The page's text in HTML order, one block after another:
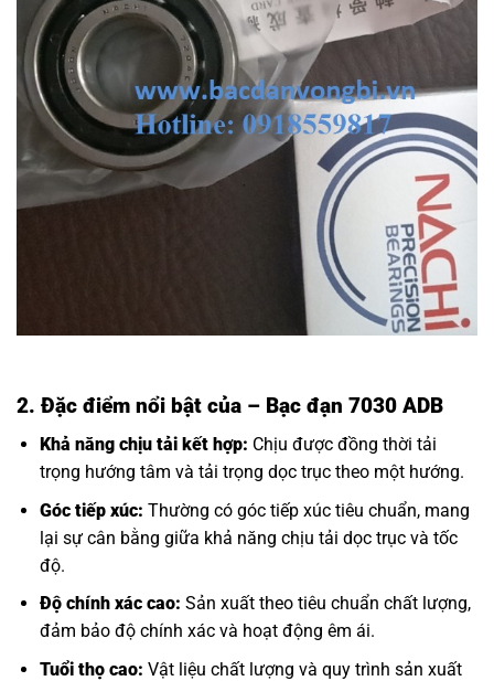
2. Đặc điểm nổi bật của – Bạc đạn 7030 ADB
Khả năng chịu tải kết hợp: Chịu được đồng thời tải
trọng hướng tâm và tải trọng dọc trục theo một hướng.
Góc tiếp xúc: Thường có góc tiếp xúc tiêu chuẩn, mang
lại sự cân bằng giữa khả năng chịu tải dọc trục và tốc
độ.
Độ chính xác cao: Sản xuất theo tiêu chuẩn chất lượng,
đảm bảo độ chính xác và hoạt động êm ái.
Tuổi thọ cao: Vật liệu chất lượng và quy trình sản xuất